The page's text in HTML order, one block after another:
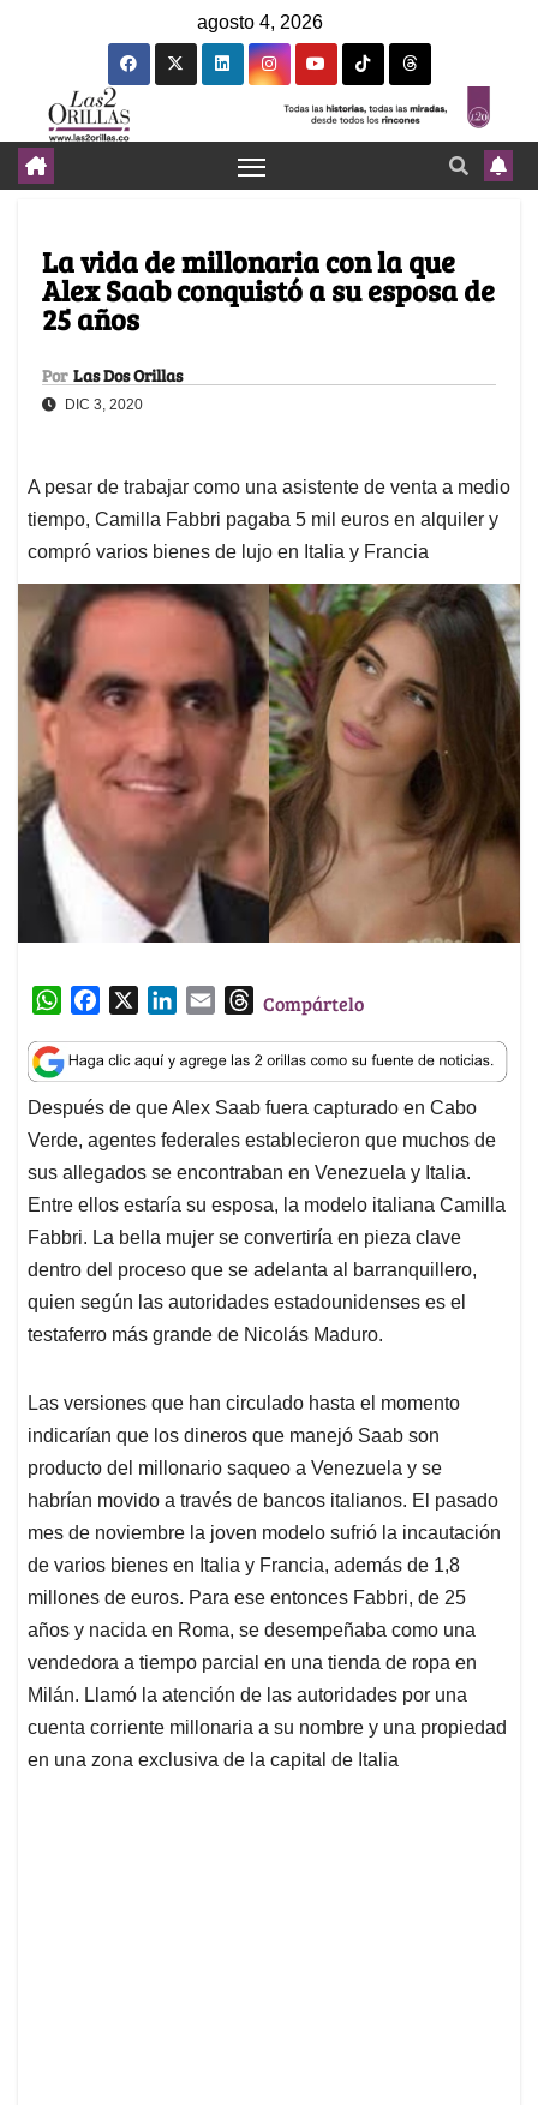
agosto 4, 2026
La vida de millonaria con la que
Alex Saab conquistó a su esposa de
25 años
Por Las Dos Orillas
DIC 3, 2020
A pesar de trabajar como una asistente de venta a medio
tiempo, Camilla Fabbri pagaba 5 mil euros en alquiler y
compró varios bienes de lujo en Italia y Francia
W
a
t
s
A
p
p
c
e
b
o
o
k
n
k
e
d
I
n
a
i
l
T
r
e
a
d
s
Compártelo
Después de que Alex Saab fuera capturado en Cabo
Verde, agentes federales establecieron que muchos de
sus allegados se encontraban en Venezuela y Italia.
Entre ellos estaría su esposa, la modelo italiana Camilla
Fabbri. La bella mujer se convertiría en pieza clave
dentro del proceso que se adelanta al barranquillero,
quien según las autoridades estadounidenses es el
testaferro más grande de Nicolás Maduro.
Las versiones que han circulado hasta el momento
indicarían que los dineros que manejó Saab son
producto del millonario saqueo a Venezuela y se
habrían movido a través de bancos italianos. El pasado
mes de noviembre la joven modelo sufrió la incautación
de varios bienes en Italia y Francia, además de 1,8
millones de euros. Para ese entonces Fabbri, de 25
años y nacida en Roma, se desempeñaba como una
vendedora a tiempo parcial en una tienda de ropa en
Milán. Llamó la atención de las autoridades por una
cuenta corriente millonaria a su nombre y una propiedad
en una zona exclusiva de la capital de Italia